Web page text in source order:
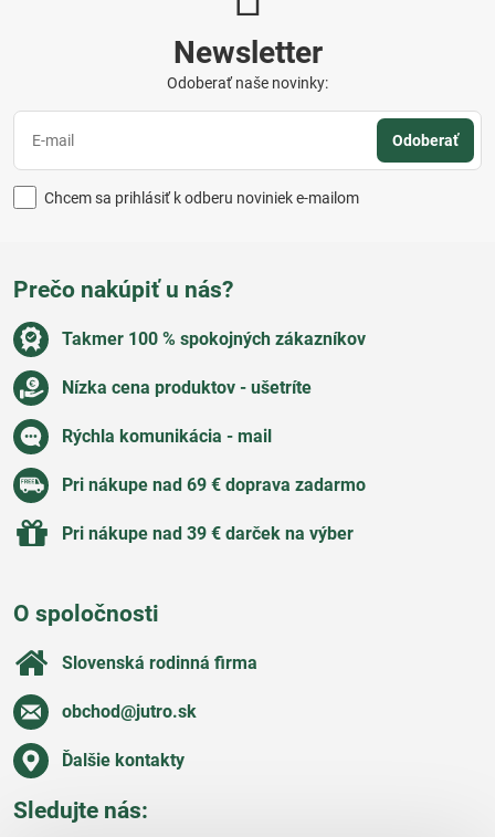
Newsletter
Odoberať naše novinky:
Odoberať
Chcem sa prihlásiť k odberu noviniek e-mailom
Prečo nakúpiť u nás?
Takmer 100 % spokojných zákazníkov
Nízka cena produktov - ušetríte
Rýchla komunikácia - mail
Pri nákupe nad 69 € doprava zadarmo
Pri nákupe nad 39 € darček na výber
O spoločnosti
Slovenská rodinná firma
obchod​@jutro​.sk
Ďalšie kontakty
Sledujte nás: